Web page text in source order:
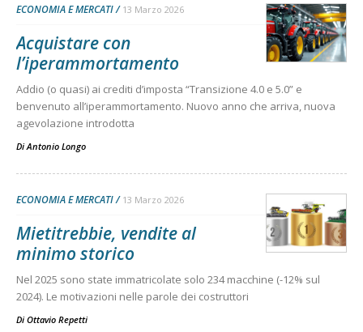
ECONOMIA E MERCATI 13 Marzo 2026
Acquistare con
l’iperammortamento
Addio (o quasi) ai crediti d’imposta “Transizione 4.0 e 5.0” e
benvenuto all’iperammortamento. Nuovo anno che arriva, nuova
agevolazione introdotta
DiAntonio Longo
ECONOMIA E MERCATI 13 Marzo 2026
Mietitrebbie, vendite al
minimo storico
Nel 2025 sono state immatricolate solo 234 macchine (-12% sul
2024). Le motivazioni nelle parole dei costruttori
Di Ottavio Repetti